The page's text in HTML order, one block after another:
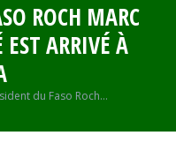
ROCH MARC
ARRIVÉ À
du Faso Roch…